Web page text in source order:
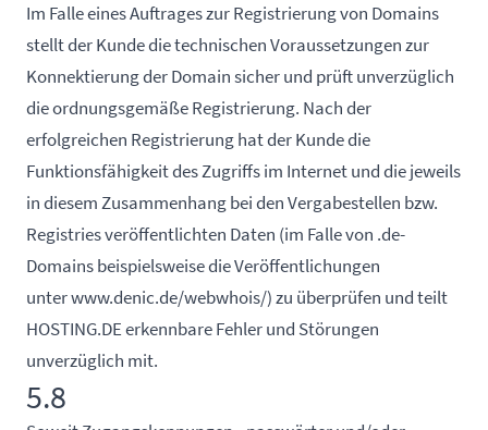
Im Falle eines Auftrages zur Registrierung von Domains
stellt der Kunde die technischen Voraussetzungen zur
Konnektierung der Domain sicher und prüft unverzüglich
die ordnungsgemäße Registrierung. Nach der
erfolgreichen Registrierung hat der Kunde die
Funktionsfähigkeit des Zugriffs im Internet und die jeweils
in diesem Zusammenhang bei den Vergabestellen bzw.
Registries veröffentlichten Daten (im Falle von .de-
Domains beispielsweise die Veröffentlichungen
unterwww.denic.de/webwhois/) zu überprüfen und teilt
HOSTING.DE erkennbare Fehler und Störungen
unverzüglich mit.
5.8